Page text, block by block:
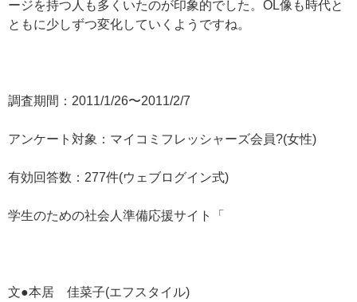
ージを持つ人も多くいたのが印象的でした。OL像も時代と
ともに少しずつ変化していくようですね。
調査期間：2011/1/26〜2011/2/7
アンケート対象：マイコミフレッシャーズ会員?(女性)
有効回答数：277件(ウェブログイン式)
学生のための社会人準備応援サイト「
文●本居 佳菜子(エフスタイル)